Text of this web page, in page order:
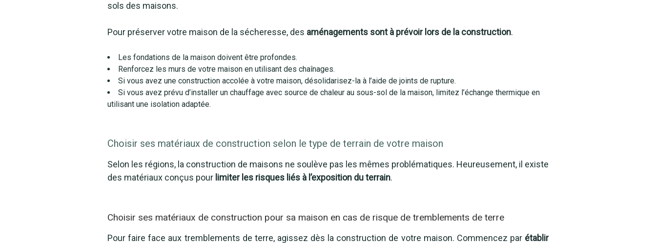
sols des maisons.
Pour préserver votre maison de la sécheresse, des aménagements sont à prévoir lors de la construction.
Les fondations de la maison doivent être profondes.
Renforcez les murs de votre maison en utilisant des chaînages.
Si vous avez une construction accolée à votre maison, désolidarisez-la à l’aide de joints de rupture.
Si vous avez prévu d’installer un chauffage avec source de chaleur au sous-sol de la maison, limitez l’échange thermique en
utilisant une isolation adaptée.
Choisir ses matériaux de construction selon le type de terrain de votre maison
Selon les régions, la construction de maisons ne soulève pas les mêmes problématiques. Heureusement, il existe
des matériaux conçus pour limiter les risques liés à l’exposition du terrain.
Choisir ses matériaux de construction pour sa maison en cas de risque de tremblements de terre
Pour faire face aux tremblements de terre, agissez dès la construction de votre maison. Commencez par établir